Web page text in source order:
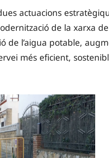
actuacions
de la xarxa
de l’aigua potable,
més eficient,